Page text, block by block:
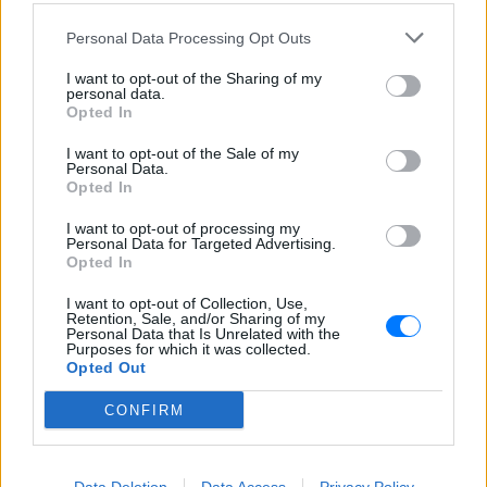
Personal Data Processing Opt Outs
I want to opt-out of the Sharing of my
personal data.
Opted In
I want to opt-out of the Sale of my
Personal Data.
Opted In
I want to opt-out of processing my
Personal Data for Targeted Advertising.
Opted In
I want to opt-out of Collection, Use,
Retention, Sale, and/or Sharing of my
Personal Data that Is Unrelated with the
Purposes for which it was collected.
Opted Out
CONFIRM
μέτρων στη Λιθουανία για τη
διέλευση παράνομων
μεταναστών από τη
Λευκορωσία
Λιθουανοί συνοριοφύλακες δέχθηκαν
επίθεση σε μία περίπτωση από ομάδα
παράνομοι μετανάστες διέφυγαν πίσω
Σελήνη: Τι κρύβει η «σιγή
ιχθύος» από NASA και SpaceX;
ΧΤΕΣ
9 προσέκρουσε στη Σελήνη στις 6:35